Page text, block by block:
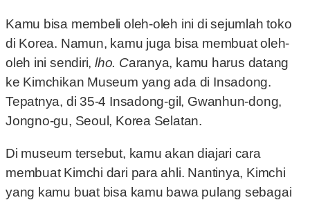
Kamu bisa membeli oleh-oleh ini di sejumlah toko
di Korea. Namun, kamu juga bisa membuat oleh-
oleh ini sendiri,lho. Caranya, kamu harus datang
ke Kimchikan Museum yang ada di Insadong.
Tepatnya, di 35-4 Insadong-gil, Gwanhun-dong,
Jongno-gu, Seoul, Korea Selatan.
Di museum tersebut, kamu akan diajari cara
membuat Kimchi dari para ahli. Nantinya, Kimchi
yang kamu buat bisa kamu bawa pulang sebagai